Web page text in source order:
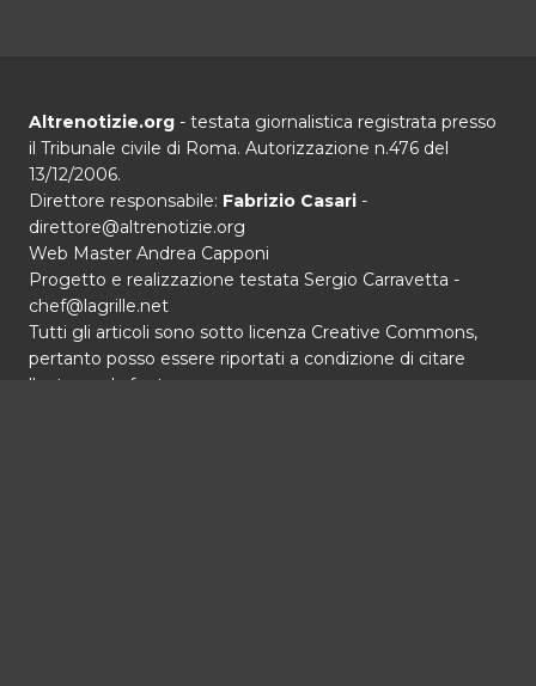
Altrenotizie.org - testata giornalistica registrata presso
il Tribunale civile di Roma. Autorizzazione n.476 del
13/12/2006.
Direttore responsabile: Fabrizio Casari -
direttore@altrenotizie.org
Web Master Andrea Capponi
Progetto e realizzazione testata Sergio Carravetta -
chef@lagrille.net
Tutti gli articoli sono sotto licenza Creative Commons,
pertanto posso essere riportati a condizione di citare
l'autore e la fonte.